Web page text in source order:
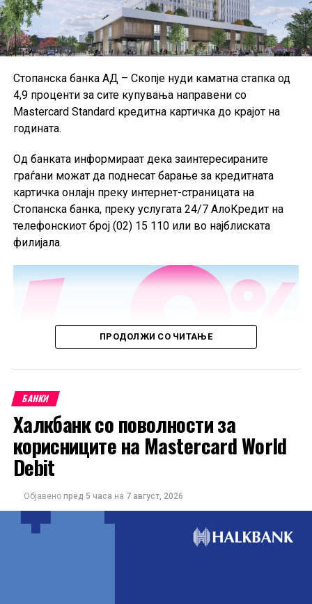
Европската банкарска управа, иако дел од малите и
средните институции користат национални
сметководствени стандарди.
Поради недостапност на податоците за Данска за
првиот квартал од 2026 година, при пресметката на
агрегатните податоци за ЕУ биле користени
податоците од четвртиот квартал од 2025 година, а кај
одредени показатели и податоци од првиот квартал
од 2025 година.
Стопанска банка АД – Скопје нуди каматна стапка од
4,9 проценти за сите купувања направени со
Mastercard Standard кредитна картичка до крајот на
годината.
Од банката информираат дека заинтересираните
граѓани можат да поднесат барање за кредитната
картичка онлајн преку интернет-страницата на
Стопанска банка, преку услугата 24/7 АлоКредит на
телефонскиот број (02) 15 110 или во најблиската
филијала.
ПРОДОЛЖИ СО ЧИТАЊЕ
БАНКИ
Халкбанк со поволности за
корисниците на Mastercard World
Debit
Објавено пред 5 часа на 7 август, 2026